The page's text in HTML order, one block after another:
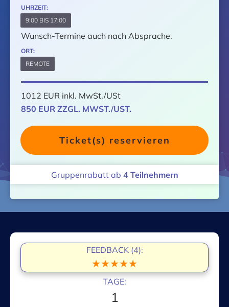
UHRZEIT:
9:00 BIS 17:00
Wunsch-Termine auch nach Absprache.
ORT:
REMOTE
1012 EUR inkl. MwSt./USt
850 EUR ZZGL. MWST./UST.
Ticket(s) reservieren
Gruppenrabatt ab 4 Teilnehmern
FEEDBACK (4):
★★★★★
TAGE:
1